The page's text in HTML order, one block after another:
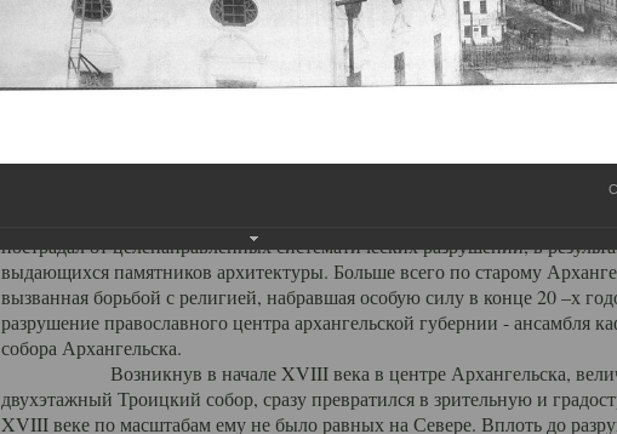
Свято-Троицкий собор
Свято-Троицкий собор Архангельска
Сегодня мы можем говорить, что Архангельск в большей мере, чем
пострадал от целенаправленных систематических разрушений, в
выдающихся памятников архитектуры. Больше всего по старому
вызванная борьбой с религией, набравшая особую силу в конце 20 –х
разрушение православного центра архангельской губернии - ансамбля
собора Архангельска.
Возникнув в начале XVIII века в центре Архангельска,
двухэтажный Троицкий собор, сразу превратился в зрительную и
XVIII веке по масштабам ему не было равных на Севере. Вплоть до